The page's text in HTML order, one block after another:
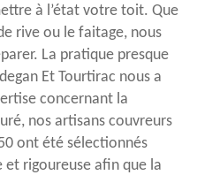
à l’état votre toit. Que
rive ou le faitage, nous
La pratique presque
Et Tourtirac nous a
concernant la
nos artisans couvreurs
ont été sélectionnés
rigoureuse afin que la